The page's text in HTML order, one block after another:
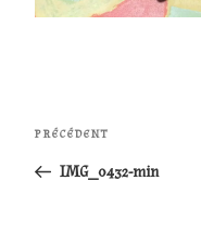
l’article
Article
PRÉCÉDENT
IMG_0432-min